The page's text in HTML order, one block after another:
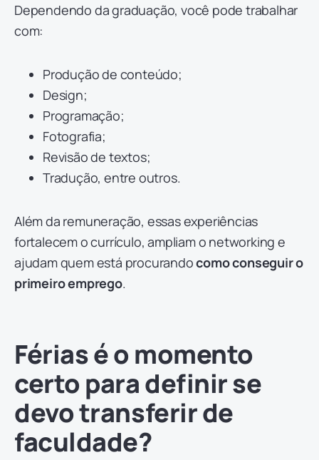
Dependendo da graduação, você pode trabalhar
com:
Produção de conteúdo;
Design;
Programação;
Fotografia;
Revisão de textos;
Tradução, entre outros.
Além da remuneração, essas experiências
fortalecem o currículo, ampliam o networking e
ajudam quem está procurandocomo conseguir o
primeiro emprego.
Férias é o momento
certo para definir se
devo transferir de
faculdade?